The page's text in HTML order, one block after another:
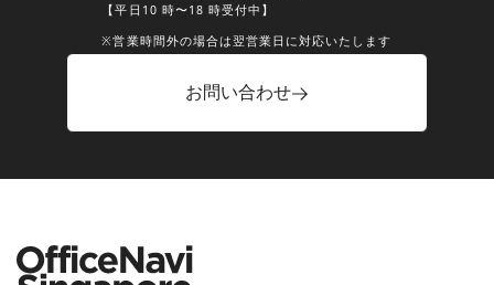
【平日10 時〜18 時受付中】
※営業時間外の場合は翌営業日に対応いたします
お問い合わせ